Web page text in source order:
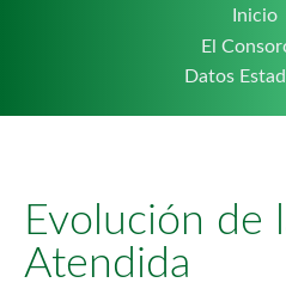
Inicio
El
Datos
Evolución de
Atendida